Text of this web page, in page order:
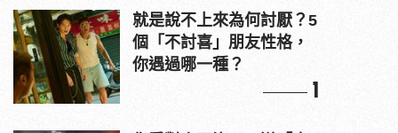
就是說不上來為何討厭？5
個「不討喜」朋友性格，
你遇過哪一種？
1